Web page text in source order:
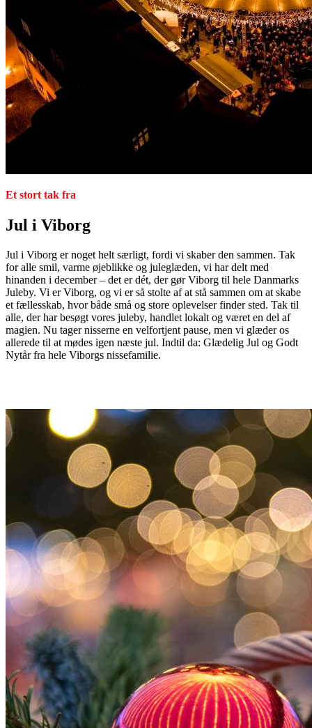
Et stort tak fra
Jul i Viborg
Jul i Viborg er noget helt særligt, fordi vi skaber den sammen. Tak
for alle smil, varme øjeblikke og juleglæden, vi har delt med
hinanden i december – det er dét, der gør Viborg til hele Danmarks
Juleby. Vi er Viborg, og vi er så stolte af at stå sammen om at skabe
et fællesskab, hvor både små og store oplevelser finder sted. Tak til
alle, der har besøgt vores juleby, handlet lokalt og været en del af
magien. Nu tager nisserne en velfortjent pause, men vi glæder os
allerede til at mødes igen næste jul. Indtil da: Glædelig Jul og Godt
Nytår fra hele Viborgs nissefamilie.